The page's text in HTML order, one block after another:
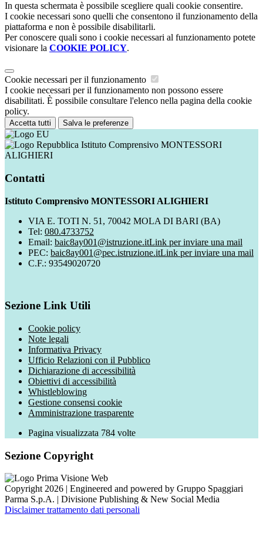
In questa schermata è possibile scegliere quali cookie consentire.
I cookie necessari sono quelli che consentono il funzionamento della
piattaforma e non è possibile disabilitarli.
Per conoscere quali sono i cookie necessari al funzionamento potete
visionare la COOKIE POLICY.
Cookie necessari per il funzionamento
I cookie necessari per il funzionamento non possono essere
disabilitati. È possibile consultare l'elenco nella pagina della cookie
policy.
Accetta tutti Salva le preferenze
Istituto Comprensivo MONTESSORI
ALIGHIERI
Contatti
Istituto Comprensivo MONTESSORI ALIGHIERI
VIA E. TOTI N. 51, 70042 MOLA DI BARI (BA)
Tel: 080.4733752
Email: baic8ay001@istruzione.itLink per inviare una mail
PEC: baic8ay001@pec.istruzione.itLink per inviare una mail
C.F.: 93549020720
Sezione Link Utili
Cookie policy
Note legali
Informativa Privacy
Ufficio Relazioni con il Pubblico
Dichiarazione di accessibilità
Obiettivi di accessibilità
Whistleblowing
Gestione consensi cookie
Amministrazione trasparente
Pagina visualizzata 784 volte
Sezione Copyright
Copyright 2026 | Engineered and powered by Gruppo Spaggiari
Parma S.p.A. | Divisione Publishing & New Social Media
Disclaimer trattamento dati personali